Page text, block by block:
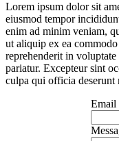
Lorem ipsum dolor sit
eiusmod tempor
enim ad minim veniam,
ut aliquip ex ea
reprehenderit in
pariatur. Excepteur sint
culpa qui officia
Email